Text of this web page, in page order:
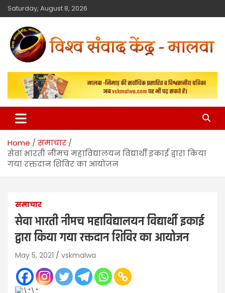
Saturday, August 8, 2026
विश्व संवाद केंद्र
मालवा
Home
समाचार
सेवा भारती नीमच महाविद्यालयन विद्यार्थी इकाई द्वारा किया
गया रक्तदान शिविर का आयोजन
समाचार
सेवा भारती नीमच महाविद्यालयन विद्यार्थी इकाई
द्वारा किया गया रक्तदान शिविर का आयोजन
May 5, 2021 vskmalwa